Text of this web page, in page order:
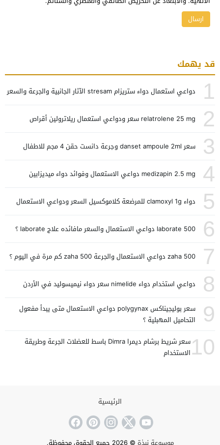
قد يهمك
1 دواعي استعمال دواء ستريزام stresam الآثار الجانبية والجرعة والسعر
2 relatrolene 25 mg سعر ودواعي استعمال ريلاترولين أقراص
3 سعر danset ampoule 2ml وجرعة دانست حقن 4 مجم للاطفال
4 medizapin 2.5 mg دواعي الاستعمال وفوائد دواء ميديزابين
5 دواء clamoxyl 1g للمرضعة كلاموكسيل السعر ودواعي الاستعمال
6 laborate 500 دواعي الاستعمال والسعر مافائده علاج laborate ؟
7 zaha 500 دواعي الاستعمال والجرعة zaha 500 كم مرة في اليوم ؟
8 دواعي استخدام دواء nimelide سعر دواء نيميسوليد في الأردن
9
سعر بوليجيناكس polygynax دواعي الاستعمال متى يبدأ مفعول
التحاميل المهبلية ؟
10
سعر شريط برشام ديمرا Dimra باسط للعضلات الجرعة وطريقة
الاستخدام
الرئيسية